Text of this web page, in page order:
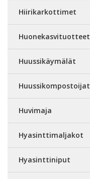
Hiirikarkottimet
Huonekasvituotteet
Huussikäymälät
Huussikompostoijat
Huvimaja
Hyasinttimaljakot
Hyasinttiniput